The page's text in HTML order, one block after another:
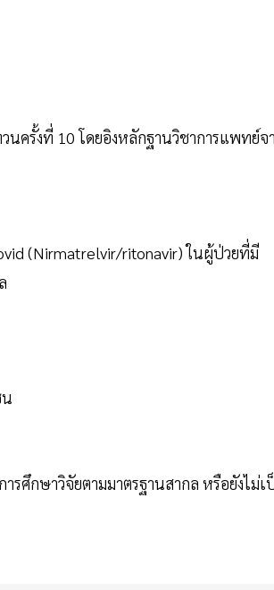
นครั้งที่ 10 โดยอิงหลักฐานวิชาการแพทย์จ
(Nirmatrelvir/ritonavir) ในผู้ป่วยที่มี
ศึกษาวิจัยตามมาตรฐานสากล หรือยังไม่เ